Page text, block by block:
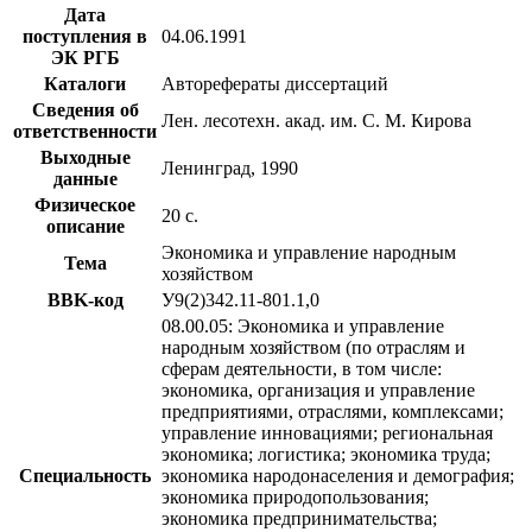
Дата
поступления в
ЭК РГБ
04.06.1991
Каталоги
Авторефераты диссертаций
Сведения об
ответственности
Лен. лесотехн. акад. им. С. М. Кирова
Выходные
данные
Ленинград, 1990
Физическое
описание
20 с.
Тема
Экономика и управление народным
хозяйством
BBK-код
У9(2)342.11-801.1,0
Специальность
08.00.05: Экономика и управление
народным хозяйством (по отраслям и
сферам деятельности, в том числе:
экономика, организация и управление
предприятиями, отраслями, комплексами;
управление инновациями; региональная
экономика; логистика; экономика труда;
экономика народонаселения и демография;
экономика природопользования;
экономика предпринимательства;